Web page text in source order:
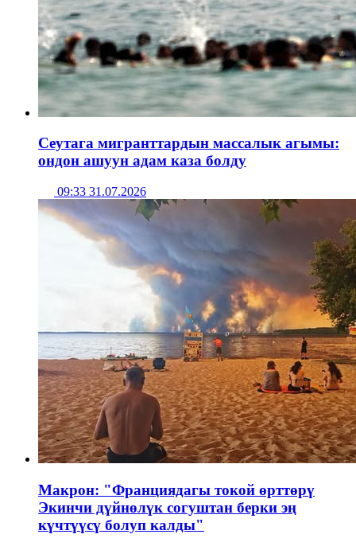
Сеутага мигранттардын массалык агымы:
ондон ашуун адам каза болду
09:33 31.07.2026
Макрон: "Франциядагы токой өрттөрү
Экинчи дүйнөлүк согуштан берки эң
күчтүүсү болуп калды"